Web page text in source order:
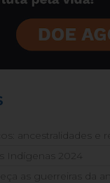
ancestralidades e
Indígenas 2024
as guerreiras da